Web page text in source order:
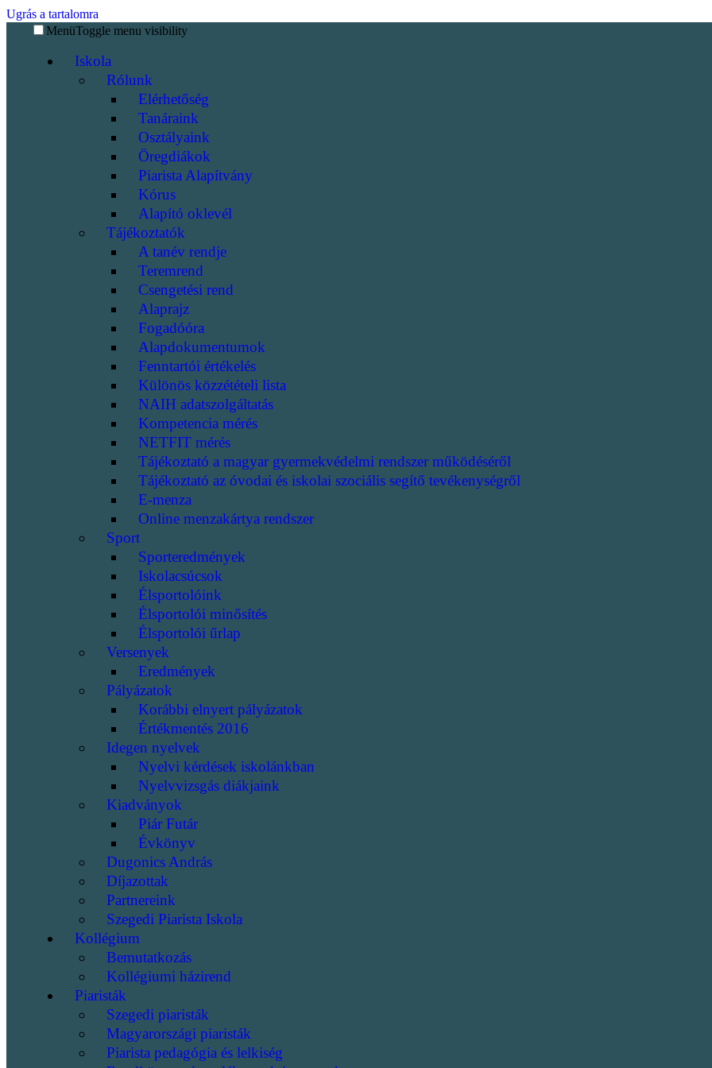
Ugrás a tartalomra
MenüToggle menu visibility
Iskola
Rólunk
Elérhetőség
Tanáraink
Osztályaink
Öregdiákok
Piarista Alapítvány
Kórus
Alapító oklevél
Tájékoztatók
A tanév rendje
Teremrend
Csengetési rend
Alaprajz
Fogadóóra
Alapdokumentumok
Fenntartói értékelés
Különös közzétételi lista
NAIH adatszolgáltatás
Kompetencia mérés
NETFIT mérés
Tájékoztató a magyar gyermekvédelmi rendszer működéséről
Tájékoztató az óvodai és iskolai szociális segítő tevékenységről
E-menza
Online menzakártya rendszer
Sport
Sporteredmények
Iskolacsúcsok
Élsportolóink
Élsportolói minősítés
Élsportolói űrlap
Versenyek
Eredmények
Pályázatok
Korábbi elnyert pályázatok
Értékmentés 2016
Idegen nyelvek
Nyelvi kérdések iskolánkban
Nyelvvizsgás diákjaink
Kiadványok
Piár Futár
Évkönyv
Dugonics András
Díjazottak
Partnereink
Szegedi Piarista Iskola
Kollégium
Bemutatkozás
Kollégiumi házirend
Piaristák
Szegedi piaristák
Magyarországi piaristák
Piarista pedagógia és lelkiség